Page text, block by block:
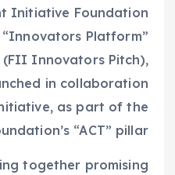
Initiative Foundation
Platform”
Innovators Pitch),
in collaboration
as part of the
“ACT” pillar.
together promising